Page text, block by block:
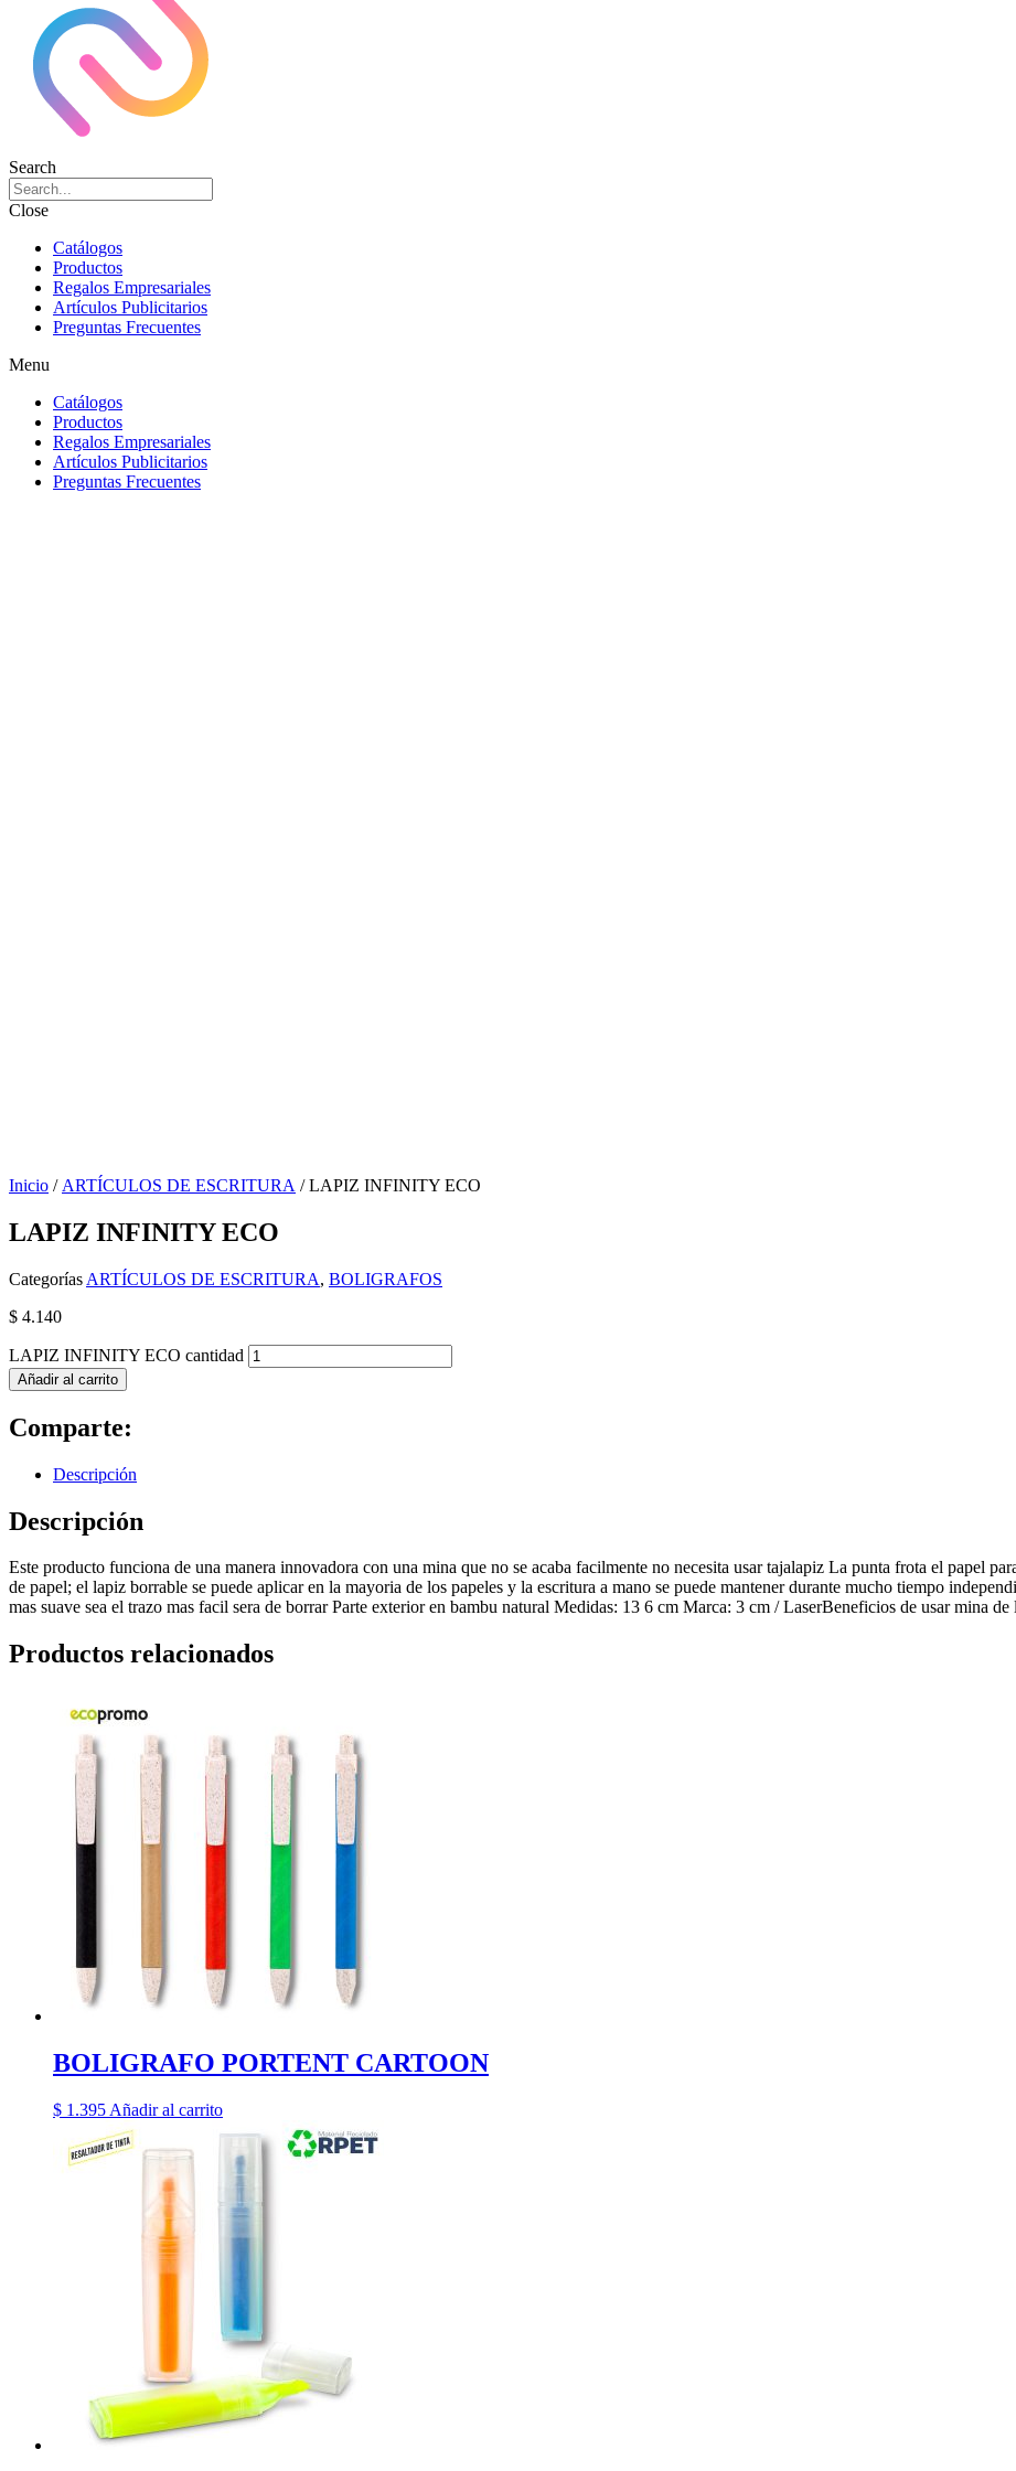
Search
Close
Catálogos
Productos
Regalos Empresariales
Artículos Publicitarios
Preguntas Frecuentes
Menu
Catálogos
Productos
Regalos Empresariales
Artículos Publicitarios
Preguntas Frecuentes
Inicio / ARTÍCULOS DE ESCRITURA / LAPIZ INFINITY ECO
LAPIZ INFINITY ECO
Categorías ARTÍCULOS DE ESCRITURA, BOLIGRAFOS
$ 4.140
LAPIZ INFINITY ECO cantidad
Añadir al carrito
Comparte:
Descripción
Descripción
Este producto funciona de una manera innovadora con una mina que no se acaba facilmente no necesita usar tajalapiz La punta frota el papel
de papel; el lapiz borrable se puede aplicar en la mayoria de los papeles y la escritura a mano se puede mantener durante mucho tiempo
mas suave sea el trazo mas facil sera de borrar Parte exterior en bambu natural Medidas: 13 6 cm Marca: 3 cm / LaserBeneficios de usar mina
Productos relacionados
BOLIGRAFO PORTENT CARTOON
$ 1.395 Añadir al carrito